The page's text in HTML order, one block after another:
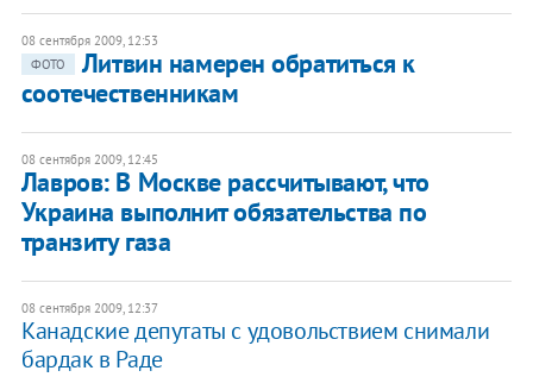
08 сентября 2009, 12:53
ФОТО
Литвин намерен обратиться к
соотечественникам
08 сентября 2009, 12:45
Лавров: В Москве рассчитывают, что
Украина выполнит обязательства по
транзиту газа
08 сентября 2009, 12:37
Канадские депутаты с удовольствием снимали
бардак в Раде